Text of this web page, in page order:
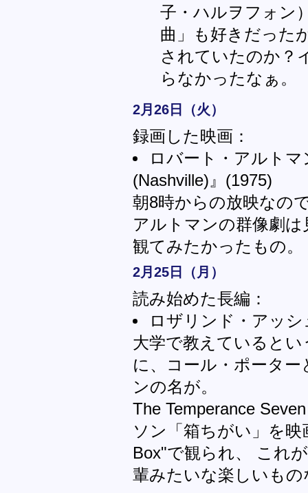
子・ハルヲフォン
曲」も好きだった
されていたのか？
らなかったなぁ。
2月26日（火）
録画した映画：
ロバート・アルト
(Nashville)』(1975)
朝8時からの放映なの
アルトマンの群像劇
観てみたかったもの。
2月25日（月）
読み始めた長編：
ロザリンド・アッ
大学で教えていると
に、コール・ポータ
ンの名が。
The Temperance
ソン「箱ちがい」を
Box"で観られ、 これ
輩みたいな楽しいもの